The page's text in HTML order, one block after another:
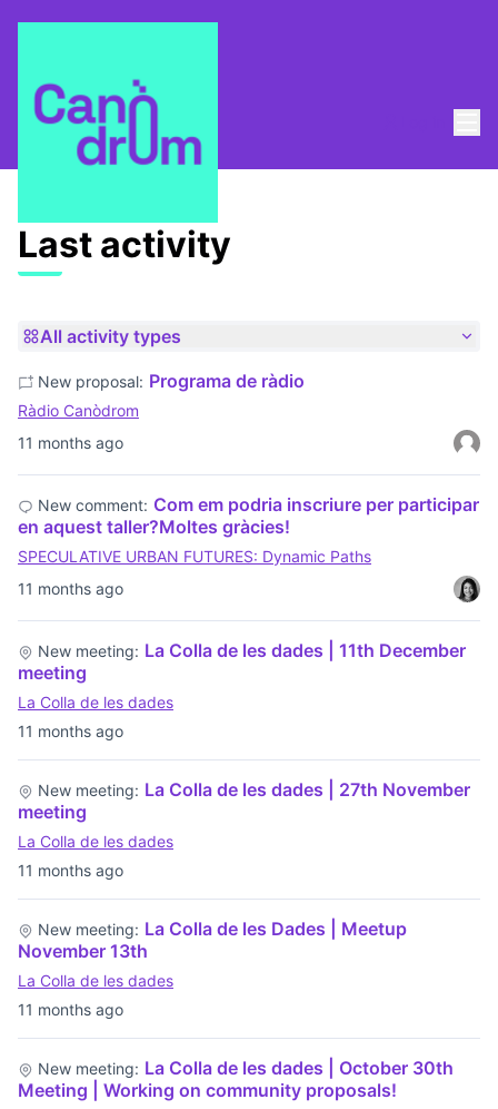
Last activities
Last activity
All activity types
11 months ago
New proposal: Programa de ràdio
Ràdio Canòdrom
11 months ago
New comment: Com em podria inscriure per participar
en aquest taller?Moltes gràcies!
SPECULATIVE URBAN FUTURES: Dynamic Paths
11 months ago
New meeting: La Colla de les dades | 11th December
meeting
La Colla de les dades
11 months ago
New meeting: La Colla de les dades | 27th November
meeting
La Colla de les dades
11 months ago
New meeting: La Colla de les Dades | Meetup
November 13th
La Colla de les dades
New meeting: La Colla de les dades | October 30th
Meeting | Working on community proposals!